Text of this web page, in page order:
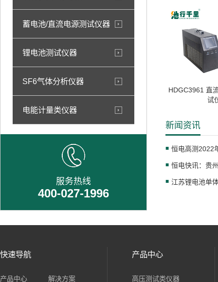
蓄电池/直流电源测试仪器
锂电池测试仪器
SF6气体分析仪器
电能计量类仪器
服务热线
400-027-1996
HDGC3961 直
试
新闻资讯
恒电高测2022
快速导航
产品中心 解决方案
产品中心
高压测试类仪器